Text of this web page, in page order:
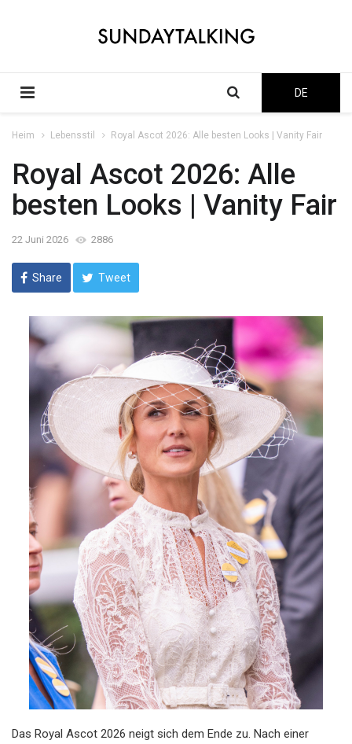
DE
Heim Lebensstil Royal Ascot 2026: Alle besten Looks | Vanity Fair
Royal Ascot 2026: Alle
besten Looks | Vanity Fair
22 Juni 2026 2886
Share Tweet
Das Royal Ascot 2026 neigt sich dem Ende zu. Nach einer